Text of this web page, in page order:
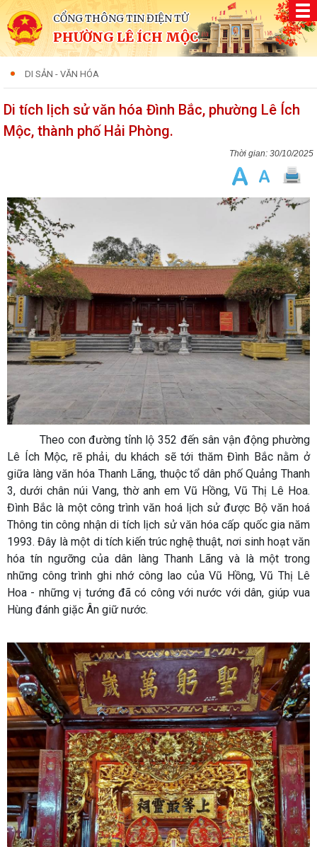
CỔNG THÔNG TIN ĐIỆN TỬ
PHƯỜNG LÊ ÍCH MỘC
DI SẢN - VĂN HÓA
Di tích lịch sử văn hóa Đình Bắc, phường Lê Ích
Mộc, thành phố Hải Phòng.
30/10/2025
Theo con đường tỉnh lộ 352 đến sân vận động phường
Lê Ích Mộc, rẽ phải, du khách sẽ tới thăm Đình Bắc nằm ở
giữa làng văn hóa Thanh Lãng, thuộc tổ dân phố Quảng Thanh
3, dưới chân núi Vang, thờ anh em Vũ Hồng, Vũ Thị Lê Hoa.
Đình Bắc là một công trình văn hoá lịch sử được Bộ văn hoá
Thông tin công nhận di tích lịch sử văn hóa cấp quốc gia năm
1993. Đây là một di tích kiến trúc nghệ thuật, nơi sinh hoạt văn
hóa tín ngưỡng của dân làng Thanh Lãng và là một trong
những công trình ghi nhớ công lao của Vũ Hồng, Vũ Thị Lê
Hoa - những vị tướng đã có công với nước với dân, giúp vua
Hùng đánh giặc Ân giữ nước.